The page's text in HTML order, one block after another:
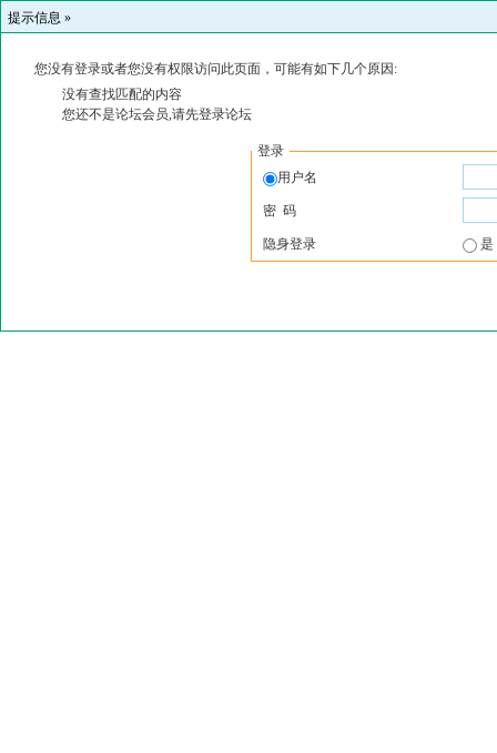
提示信息 »
您没有登录或者您没有权限访问此页面，可能有如下几个原因:
没有查找匹配的内容
您还不是论坛会员,请先登录论坛
登录
用户名
密 码
隐身登录